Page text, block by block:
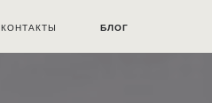
КОНТАКТЫ БЛОГ